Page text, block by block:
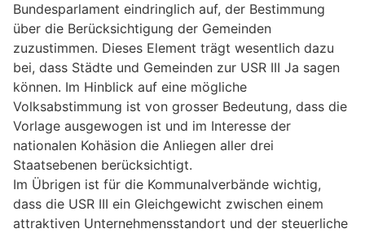
Bundesparlament eindringlich auf, der Bestimmung
über die Berücksichtigung der Gemeinden
zuzustimmen. Dieses Element trägt wesentlich dazu
bei, dass Städte und Gemeinden zur USR III Ja sagen
können. Im Hinblick auf eine mögliche
Volksabstimmung ist von grosser Bedeutung, dass die
Vorlage ausgewogen ist und im Interesse der
nationalen Kohäsion die Anliegen aller drei
Staatsebenen berücksichtigt.
Im Übrigen ist für die Kommunalverbände wichtig,
dass die USR III ein Gleichgewicht zwischen einem
attraktiven Unternehmensstandort und der steuerliche